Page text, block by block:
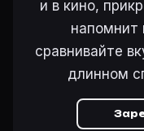
и в кино,
напомнит
сравнивайте
длинном